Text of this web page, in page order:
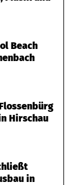
Beach
Hirschau
in